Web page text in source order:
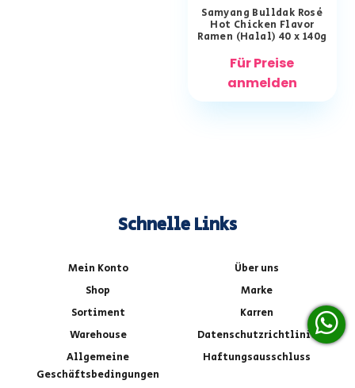
Samyang Bulldak Rosé
Hot Chicken Flavor
Ramen (Halal) 40 x 140g
Für Preise
anmelden
Schnelle Links
Mein Konto
Über uns
Shop
Marke
Sortiment
Karren
Warehouse
Datenschutzrichtlinie
Allgemeine
Geschäftsbedingungen
Haftungsausschluss